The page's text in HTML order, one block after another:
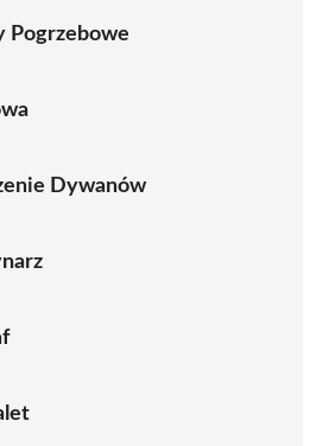
Pogrzebowe
Dywanów